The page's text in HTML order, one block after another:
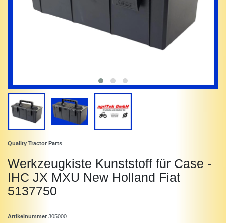
Quality Tractor Parts
Werkzeugkiste Kunststoff für Case -
IHC JX MXU New Holland Fiat
5137750
Artikelnummer 305000